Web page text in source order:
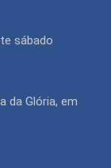
sábado
da Glória, em